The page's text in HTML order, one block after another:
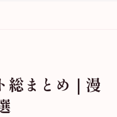
まとめ｜漫